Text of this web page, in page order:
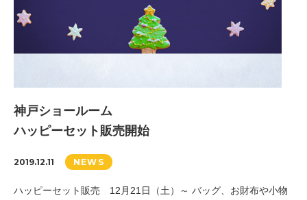
神戸ショールーム
ハッピーセット販売開始
2019.12.11 NEWS
ハッピーセット販売 12月21日（土）～ バッグ、お財布や小物